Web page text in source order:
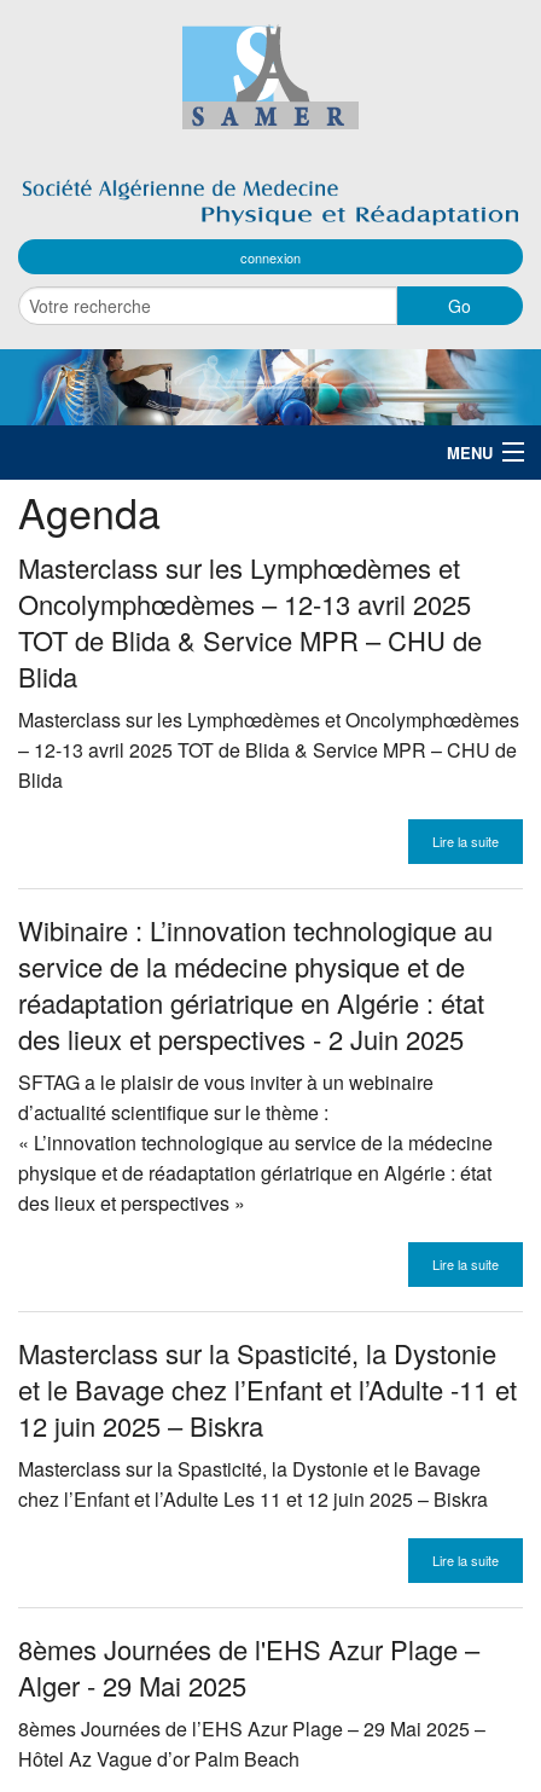
connexion
MENU
Présentation
Historique
Congrès
Actualités
Agenda
Contact
Agenda
Masterclass sur les Lymphœdèmes et
Oncolymphœdèmes – 12-13 avril 2025
TOT de Blida & Service MPR – CHU de
Blida
Masterclass sur les Lymphœdèmes et Oncolymphœdèmes
– 12-13 avril 2025TOTde Blida & Service MPR –CHU de
Blida
Lire la suite
Wibinaire : L’innovation technologique au
service de la médecine physique et de
réadaptation gériatrique en Algérie : état
des lieux et perspectives - 2 Juin 2025
SFTAGa le plaisir de vous inviter à un webinaire
d’actualité scientifique sur le thème :
« L’innovation technologique au service de la médecine
physique et de réadaptation gériatrique en Algérie : état
des lieux et perspectives »
Lire la suite
Masterclass sur la Spasticité, la Dystonie
et le Bavage chez l’Enfant et l’Adulte -11 et
12 juin 2025 – Biskra
Masterclass sur la Spasticité, la Dystonie et le Bavage
chez l’Enfant et l’Adulte Les 11 et 12 juin 2025 – Biskra
Lire la suite
8èmes Journées de l'EHS Azur Plage –
Alger - 29 Mai 2025
8èmes Journées de l’EHS Azur Plage – 29 Mai 2025 –
Hôtel Az Vague d’or Palm Beach